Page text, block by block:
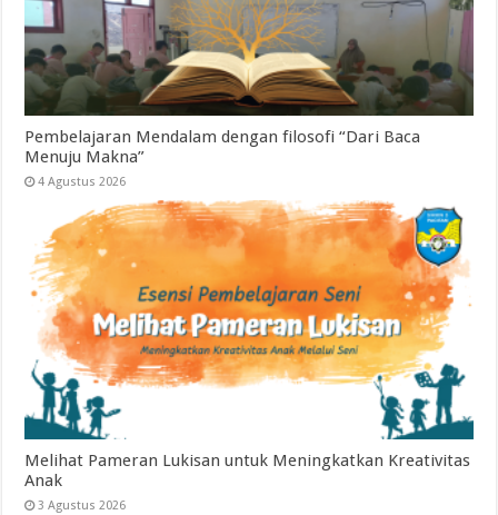
Pembelajaran Mendalam dengan filosofi “Dari Baca
Menuju Makna”
4 Agustus 2026
Melihat Pameran Lukisan untuk Meningkatkan Kreativitas
Anak
3 Agustus 2026